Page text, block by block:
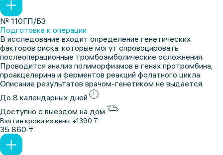
№ 110ГП/БЗ
Подготовка к операции
В исследование входит определение генетических
факторов риска, которые могут спровоцировать
послеоперационные тромбоэмболические осложнения.
Проводится анализ полиморфизмов в генах протромбина,
проакцелерина и ферментов реакций фолатного цикла.
Описание результатов врачом-генетиком не выдается.
До 8 календарных дней
Доступно с выездом на дом
Взятие крови из вены:+1390 ₸
35 860 ₸